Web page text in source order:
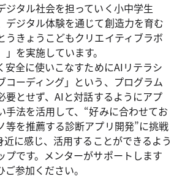
ジタル社会を担っていく小中学生
デジタル体験を通じて創造力を育む
うきょうこどもクリエイティブラボ
」を実施しています。
安全に使いこなすためにAIリテラシ
コーディング」という、プログラム
要とせず、AIと対話するようにアプ
手法を活用して、“好みに合わせてお
等を推薦する診断アプリ開発”に挑戦
近に感じ、活用することができるよう
プです。メンターがサポートします
参加ください。